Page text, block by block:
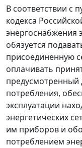
В соответствии с
кодекса
энергоснабжения
обязуется
присоединенную
оплачивать
потребления,
эксплуатации
энергетических
им приборов и
потреблением